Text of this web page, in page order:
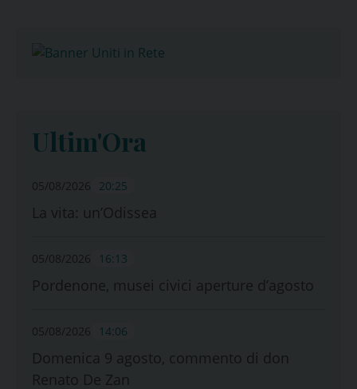
Ultim'Ora
05/08/2026 20:25
La vita: un’Odissea
05/08/2026 16:13
Pordenone, musei civici aperture d’agosto
05/08/2026 14:06
Domenica 9 agosto, commento di don
Renato De Zan